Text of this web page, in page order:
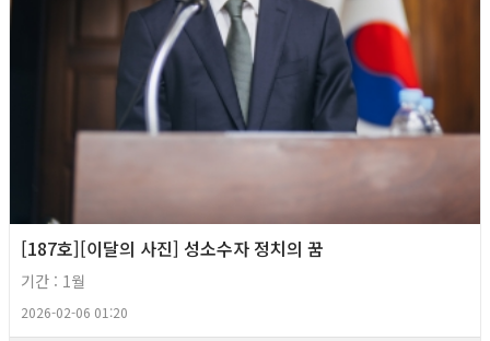
[187호][이달의 사진] 성소수자 정치의 꿈
기간 : 1월
2026-02-06 01:20